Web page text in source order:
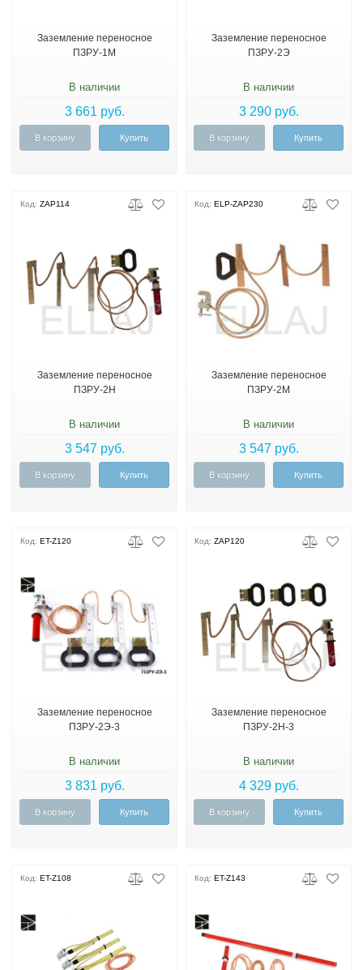
Заземление переносное
ПЗРУ-1М
В наличии
3 661 руб.
В корзину Купить
Заземление переносное
ПЗРУ-2Э
В наличии
3 290 руб.
В корзину Купить
Код: ZAP114
Заземление переносное
ПЗРУ-2Н
В наличии
3 547 руб.
В корзину Купить
Код: ELP-ZAP230
Заземление переносное
ПЗРУ-2М
В наличии
3 547 руб.
В корзину Купить
Код: ET-Z120
Заземление переносное
ПЗРУ-2Э-3
В наличии
3 831 руб.
В корзину Купить
Код: ZAP120
Заземление переносное
ПЗРУ-2Н-3
В наличии
4 329 руб.
В корзину Купить
Код: ET-Z108 Код: ET-Z143